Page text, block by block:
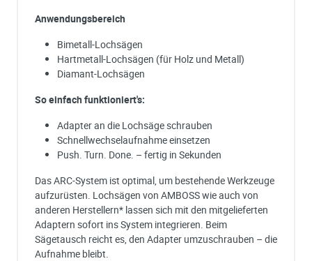
Anwendungsbereich
Bimetall-Lochsägen
Hartmetall-Lochsägen (für Holz und Metall)
Diamant-Lochsägen
So einfach funktioniert's:
Adapter an die Lochsäge schrauben
Schnellwechselaufnahme einsetzen
Push. Turn. Done. – fertig in Sekunden
Das ARC-System ist optimal, um bestehende Werkzeuge
aufzurüsten. Lochsägen von AMBOSS wie auch von
anderen Herstellern* lassen sich mit den mitgelieferten
Adaptern sofort ins System integrieren. Beim
Sägetausch reicht es, den Adapter umzuschrauben – die
Aufnahme bleibt.